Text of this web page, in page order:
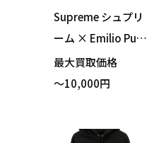
Supreme シュプリ
ーム × Emilio Pucc
i エミリオプッチ L/
S Shirt レーヨン シ
最大買取価格
～10,000円